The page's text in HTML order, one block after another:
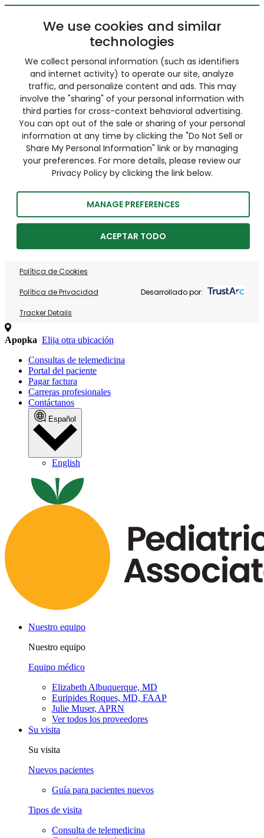
We use cookies and similar
technologies
We collect personal information (such as identifiers
and internet activity) to operate our site, analyze
traffic, and personalize content and ads. This may
involve the "sharing" of your personal information with
third parties for cross-context behavioral advertising.
You can opt out of the sale or sharing of your personal
information at any time by clicking the "Do Not Sell or
Share My Personal Information" link or by managing
your preferences. For more details, please review our
Privacy Policy by clicking the link below.
MANAGE PREFERENCES
ACEPTAR TODO
Política de Cookies
Política de Privacidad
Tracker Details
Desarrollado por:
Apopka Elija otra ubicación
Consultas de telemedicina
Portal del paciente
Pagar factura
Carreras profesionales
Contáctanos
Español
English
Nuestro equipo
Nuestro equipo
Equipo médico
Elizabeth Albuquerque, MD
Euripides Roques, MD, FAAP
Julie Muser, APRN
Ver todos los proveedores
Su visita
Su visita
Nuevos pacientes
Guía para pacientes nuevos
Tipos de visita
Consulta de telemedicina